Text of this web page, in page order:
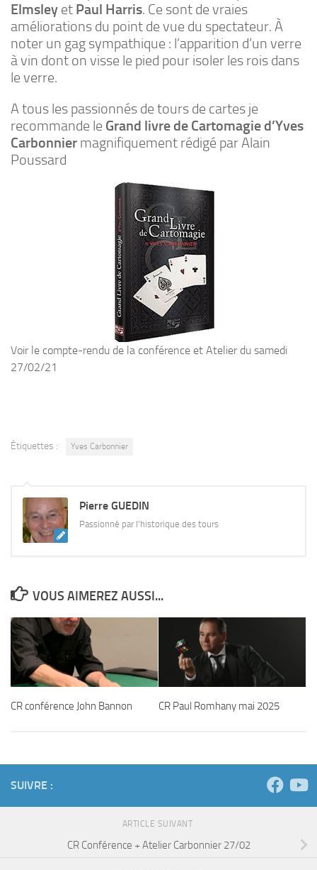
Elmsley et Paul Harris. Ce sont de vraies
améliorations du point de vue du spectateur. À
noter un gag sympathique : l’apparition d’un verre
à vin dont on visse le pied pour isoler les rois dans
le verre.
A tous les passionnés de tours de cartes je
recommande le Grand livre de Cartomagie d’Yves
Carbonnier magnifiquement rédigé par Alain
Poussard
Voir le compte-rendu de la conférence et Atelier du samedi
27/02/21
Étiquettes : Yves Carbonnier
Pierre GUEDIN
Passionné par l'historique des tours
VOUS AIMEREZ AUSSI...
CR conférence John Bannon CR Paul Romhany mai 2025
SUIVRE :
ARTICLE SUIVANT
CR Conférence + Atelier Carbonnier 27/02